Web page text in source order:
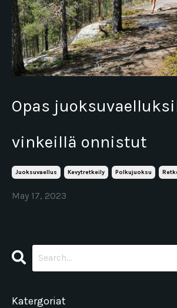
Opas
vinkeillä onnistut
Juoksuvaellus Kevytretkeily Polkujuoksu
May 17, 2023
Katergoriat